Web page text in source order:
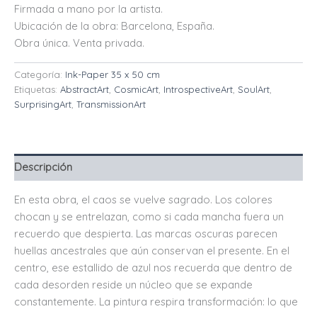
Firmada a mano por la artista.
Ubicación de la obra: Barcelona, ​​España.
Obra única. Venta privada.
Categoría: Ink-Paper 35 x 50 cm
Etiquetas: AbstractArt, CosmicArt, IntrospectiveArt, SoulArt,
SurprisingArt, TransmissionArt
Descripción
En esta obra, el caos se vuelve sagrado. Los colores
chocan y se entrelazan, como si cada mancha fuera un
recuerdo que despierta. Las marcas oscuras parecen
huellas ancestrales que aún conservan el presente. En el
centro, ese estallido de azul nos recuerda que dentro de
cada desorden reside un núcleo que se expande
constantemente. La pintura respira transformación: lo que